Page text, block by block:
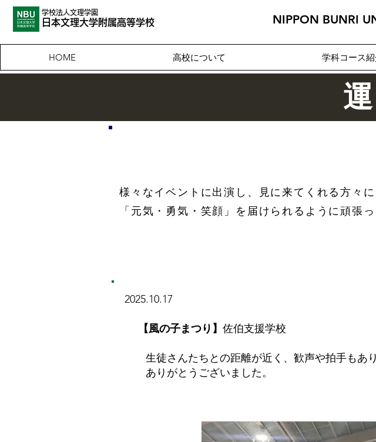
学校法人文理学園
​日本文理大学附属高等学校 NIPPON BUNRI
HOME 高校について 学科コース
様々なイベントに出演し、見に来てくれる方々に
「元気・勇気・笑顔」を届けられるように頑張っ
2025.10.17
【風の子まつり】 佐伯支援学校
生徒さんたちとの距離が近く、歓声や拍手もあり
ありがとうございました。
丸